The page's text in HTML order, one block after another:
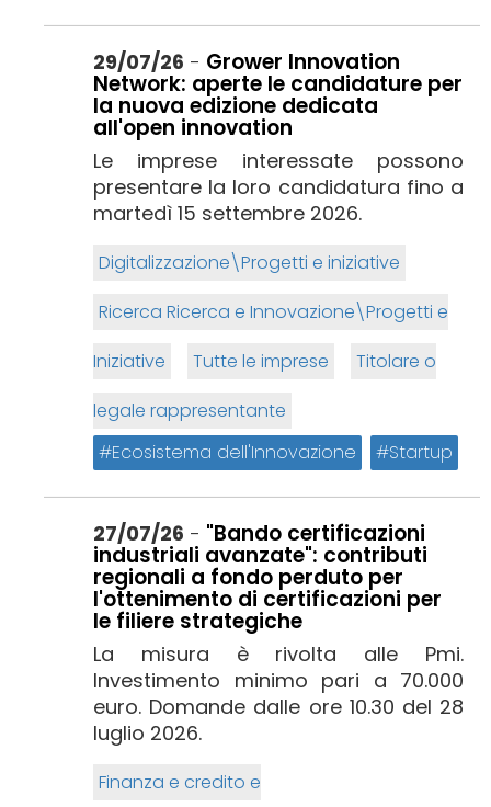
29/07/26 - Grower Innovation
Network: aperte le candidature per
la nuova edizione dedicata
all'open innovation
Le imprese interessate possono
presentare la loro candidatura fino a
martedì 15 settembre 2026.
Digitalizzazione\Progetti e iniziative
Ricerca Ricerca e Innovazione\Progetti e
Iniziative
Tutte le imprese
Titolare o
legale rappresentante
Ecosistema dell'Innovazione
Startup
27/07/26 - "Bando certificazioni
industriali avanzate": contributi
regionali a fondo perduto per
l'ottenimento di certificazioni per
le filiere strategiche
La misura è rivolta alle Pmi.
Investimento minimo pari a 70.000
euro. Domande dalle ore 10.30 del 28
luglio 2026.
Finanza e credito e